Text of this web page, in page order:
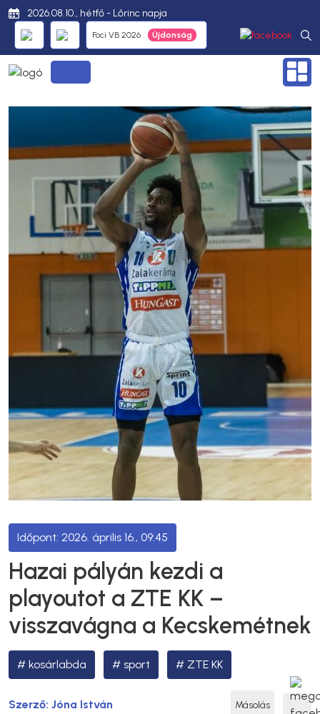
2026.08.10., hétfő - Lőrinc napja
Foci VB 2026
2026. április 16., 09:45
Hazai pályán kezdi a
playoutot a ZTE KK –
visszavágna a Kecskemétnek
kosárlabda sport ZTE KK
Szerző: Jóna István Másolás